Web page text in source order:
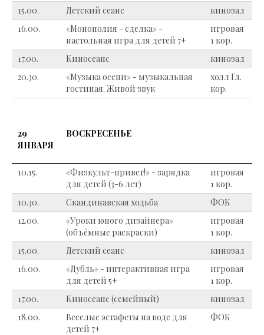
15.00.
Детский сеанс
кинозал
16.00.
«Монополия - сделка» -
настольная игра для детей 7+
игровая
1 кор.
17.00.
Киносеанс
кинозал
20.30.
«Музыка осени» - музыкальная
гостиная. Живой звук
холл Гл.
кор.
29
ЯНВАРЯ
ВОСКРЕСЕНЬЕ
10.15.
«Физкульт-привет!» - зарядка
для детей (3-6 лет)
игровая
1 кор.
10.30.
Скандинавская ходьба
ФОК
12.00.
«Уроки юного дизайнера»
(объёмные раскраски)
игровая
1 кор.
15.00.
Детский сеанс
кинозал
16.00.
«Дубль» - интерактивная игра
для детей 5+
игровая
1 кор.
17.00.
Киносеанс (семейный)
кинозал
18.00.
Веселые эстафеты на воде для
детей 7+
ФОК